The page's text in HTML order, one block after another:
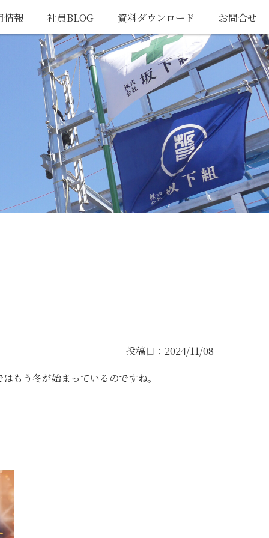
情報 社員BLOG 資料ダウンロード お問合せ
投稿日：2024/11/08
もう冬が始まっているのですね。